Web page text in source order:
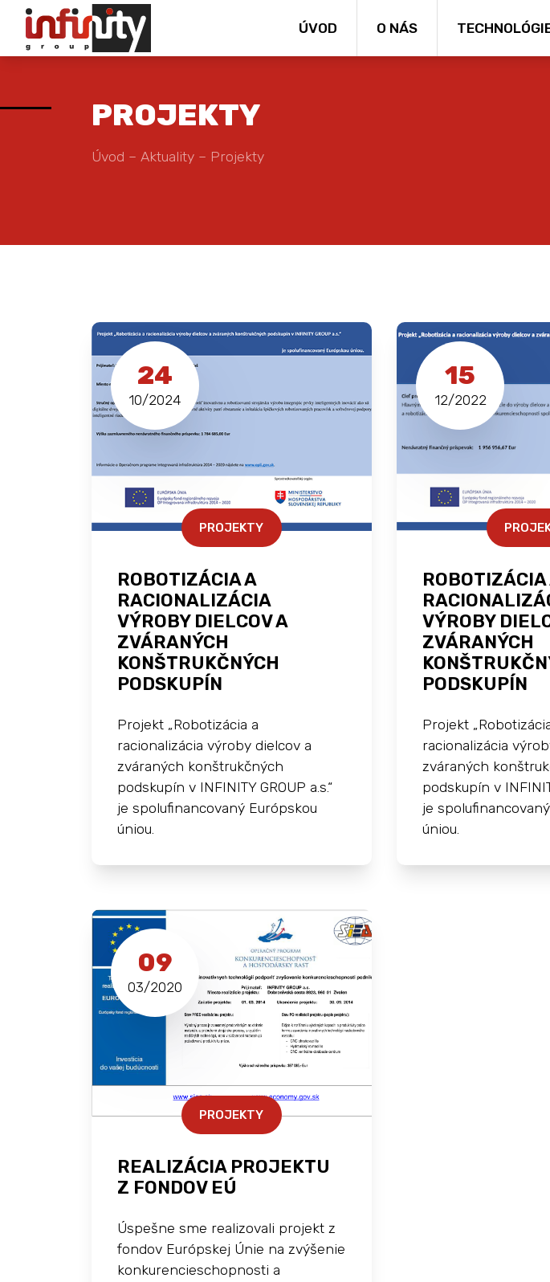
ÚVOD O NÁS
PROJEKTY
Úvod – Aktuality – Projekty
24
10/2024
PROJEKTY
ROBOTIZÁCIA A
RACIONALIZÁCIA
VÝROBY DIELCOV A
ZVÁRANÝCH
KONŠTRUKČNÝCH
PODSKUPÍN
Projekt „Robotizácia a
racionalizácia výroby dielcov a
zváraných konštrukčných
podskupín v INFINITY GROUP a.s.“
je spolufinancovaný Európskou
úniou.
15
12/2022
ROBOTIZÁCIA
VÝROBY
ZVÁRANÝCH
PODSKUPÍN
Projekt
racionalizácia
zváraných
podskupín v
je
úniou.
09
03/2020
PROJEKTY
REALIZÁCIA PROJEKTU
Z FONDOV EÚ
Úspešne sme realizovali projekt z
fondov Európskej Únie na zvýšenie
konkurencieschopnosti a